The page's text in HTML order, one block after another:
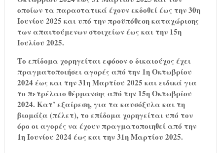
οποίων τα παραστατικά έχουν εκδοθεί έως την 30η
Ιουνίου 2025 και υπό την προϋπόθεση καταχώρισης
των απαιτούμενων στοιχείων έως και την 15η
Ιουλίου 2025.
Το επίδομα χορηγείται εφόσον ο δικαιούχος έχει
πραγματοποιήσει αγορές από την 1η Οκτωβρίου
2024 έως και την 31η Μαρτίου 2025 και ειδικά για
το πετρέλαιο θέρμανσης από την 15η Οκτωβρίου
2024. Κατ’ εξαίρεση, για τα καυσόξυλα και τη
βιομάζα (πέλετ), το επίδομα χορηγείται υπό τον
όρο οι αγορές να έχουν πραγματοποιηθεί από την
1η Ιουνίου 2024 έως και την 31η Μαρτίου 2025.